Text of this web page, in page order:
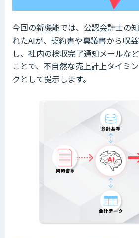
今回の新機能では、公認会計士の
れたAIが、契約書や稟議書から収
し、社内の検収完了通知メールな
ことで、不自然な売上計上タイミ
クとして提示します。